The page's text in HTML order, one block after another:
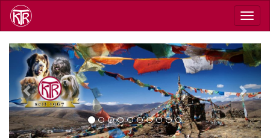
Direkt
zum
Inhalt
Previous Next